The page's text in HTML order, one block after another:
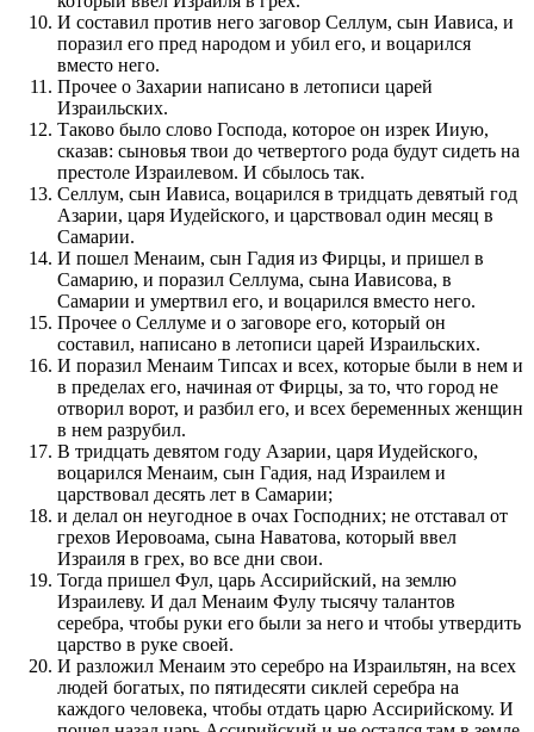
И составил против него заговор Селлум, сын Иависа, и
поразил его пред народом и убил его, и воцарился
вместо него.
Прочее о Захарии написано в летописи царей
Израильских.
Таково было слово Господа, которое он изрек Ииую,
сказав: сыновья твои до четвертого рода будут сидеть на
престоле Израилевом. И сбылось так.
Селлум, сын Иависа, воцарился в тридцать девятый год
Азарии, царя Иудейского, и царствовал один месяц в
Самарии.
И пошел Менаим, сын Гадия из Фирцы, и пришел в
Самарию, и поразил Селлума, сына Иависова, в
Самарии и умертвил его, и воцарился вместо него.
Прочее о Селлуме и о заговоре его, который он
составил, написано в летописи царей Израильских.
И поразил Менаим Типсах и всех, которые были в нем и
в пределах его, начиная от Фирцы, за то, что город не
отворил ворот, и разбил его, и всех беременных женщин
в нем разрубил.
В тридцать девятом году Азарии, царя Иудейского,
воцарился Менаим, сын Гадия, над Израилем и
царствовал десять лет в Самарии;
и делал он неугодное в очах Господних; не отставал от
грехов Иеровоама, сына Наватова, который ввел
Израиля в грех, во все дни свои.
Тогда пришел Фул, царь Ассирийский, на землю
Израилеву. И дал Менаим Фулу тысячу талантов
серебра, чтобы руки его были за него и чтобы утвердить
царство в руке своей.
И разложил Менаим это серебро на Израильтян, на всех
людей богатых, по пятидесяти сиклей серебра на
каждого человека, чтобы отдать царю Ассирийскому. И